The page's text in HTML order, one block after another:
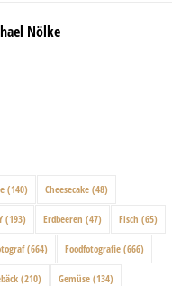
Nölke
(140) Cheesecake (48)
(193) Erdbeeren (47) Fisch (65)
(664) Foodfotografie (666)
(210) Gemüse (134)